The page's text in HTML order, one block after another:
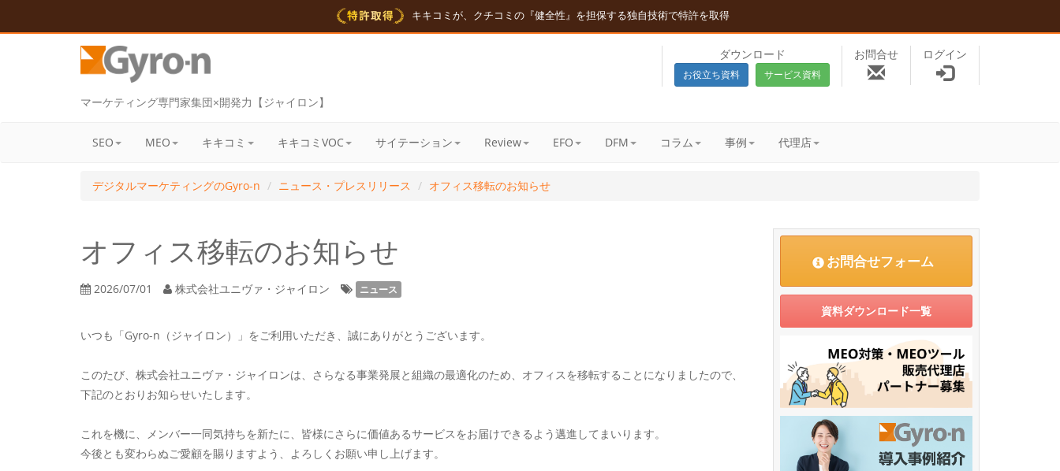
キキコミが、クチコミの『健全性』を担保する独自技術で特許を取得
ダウンロード
お役立ち資料 サービス資料
お問合せ ログイン
マーケティング専門家集団×開発力【ジャイロン】
SEO MEO キキコミ キキコミVOC サイテーション Review EFO DFM コラム 事例 代理店
デジタルマーケティングのGyro-n ニュース・プレスリリース オフィス移転のお知らせ
オフィス移転のお知らせ
2026/07/01 株式会社ユニヴァ・ジャイロン ニュース
いつも「Gyro-n（ジャイロン）」をご利用いただき、誠にありがとうございます。
このたび、株式会社ユニヴァ・ジャイロンは、さらなる事業発展と組織の最適化のため、オフィスを移転することになりましたので、
下記のとおりお知らせいたします。
これを機に、メンバー一同気持ちを新たに、皆様にさらに価値あるサービスをお届けできるよう邁進してまいります。
今後とも変わらぬご愛顧を賜りますよう、よろしくお願い申し上げます。
お問合せフォーム
資料ダウンロード一覧